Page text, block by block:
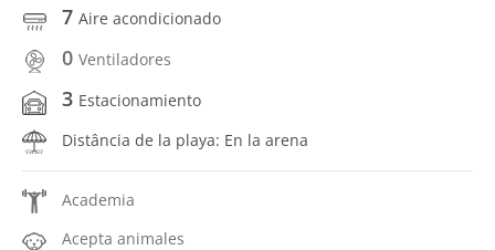
7 Aire acondicionado
0 Ventiladores
3 Estacionamiento
Distância de la playa: En la arena
Academia
Acepta animales